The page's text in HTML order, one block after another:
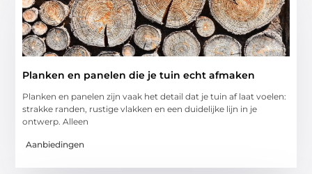
Planken en panelen die je tuin echt afmaken
Planken en panelen zijn vaak het detail dat je tuin af laat voelen:
strakke randen, rustige vlakken en een duidelijke lijn in je
ontwerp. Alleen
Aanbiedingen